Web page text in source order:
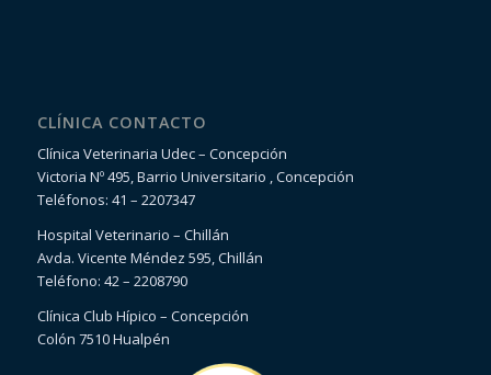
CLÍNICA CONTACTO
Clínica Veterinaria Udec – Concepción
Victoria Nº 495, Barrio Universitario , Concepción
Teléfonos: 41 – 2207347
Hospital Veterinario – Chillán
Avda. Vicente Méndez 595, Chillán
Teléfono: 42 – 2208790
Clínica Club Hípico – Concepción
Colón 7510 Hualpén